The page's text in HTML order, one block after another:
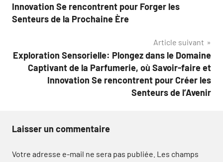
l’article
Innovation Se rencontrent pour Forger les
Senteurs de la Prochaine Ère
Article suivant
Exploration Sensorielle: Plongez dans le Domaine
Captivant de la Parfumerie, où Savoir-faire et
Innovation Se rencontrent pour Créer les
Senteurs de l’Avenir
Laisser un commentaire
Votre adresse e-mail ne sera pas publiée. Les champs